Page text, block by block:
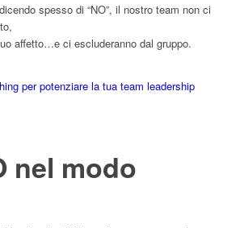
spesso di “NO”, il nostro team non ci
affetto…e ci escluderanno dal gruppo.
per potenziare la tua team leadership
nel modo